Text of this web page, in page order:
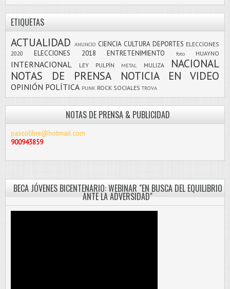
ETIQUETAS
ACTUALIDAD ANUNCIO CIENCIA CULTURA DEPORTES ELECCIONES
2020
ELECCIONES 2018 ENTRETENIMIENTO foto HUAYNO
INTERNACIONAL LEY PULPÍN METAL MULIZA
NACIONAL
NOTAS DE PRENSA
NOTICIA EN VIDEO
OPINIÓN POLÍTICA PUNK ROCK SOCIALES TROVA
NOTAS DE PRENSA & PUBLICIDAD
pascolibre@hotmail.com
900943859
BECA JÓVENES BICENTENARIO: WEBINAR "EN BUSCA DEL EQUILIBRIO
ANTE LA ADVERSIDAD"